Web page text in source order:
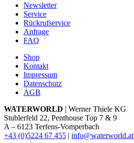
Newsletter
Service
Rückrufservice
Anfrage
FAQ
Shop
Kontakt
Impressum
Datenschutz
AGB
WATERWORLD | Werner Thiele KG
Stublerfeld 22, Penthouse Top 7 & 9
A – 6123 Terfens-Vomperbach
+43 (0)5224 67 455 | info@waterworld.at